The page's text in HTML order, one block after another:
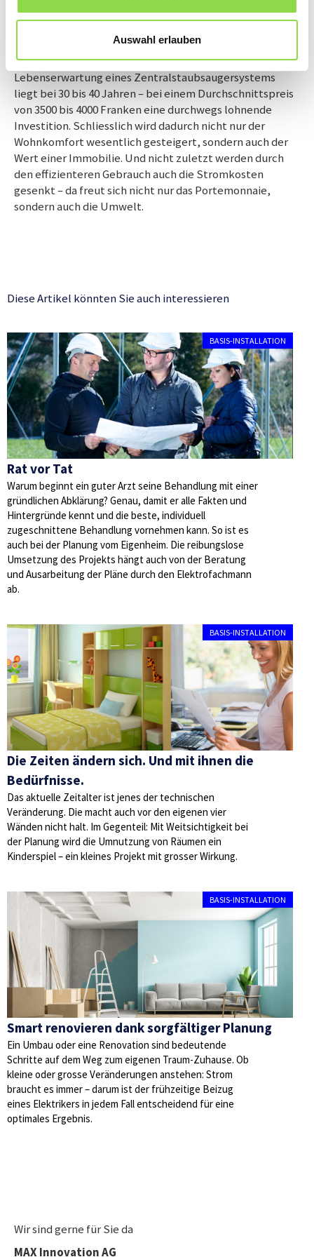
Auswahl erlauben
Bei all diesen Vorteilen ist es kein Wunder, dass immer
mehr Neubauten über eine solche Anlage verfügen. Die
Lebenserwartung eines Zentralstaubsaugersystems
liegt bei 30 bis 40 Jahren – bei einem Durchschnittspreis
von 3500 bis 4000 Franken eine durchwegs lohnende
Investition. Schliesslich wird dadurch nicht nur der
Wohnkomfort wesentlich gesteigert, sondern auch der
Wert einer Immobilie. Und nicht zuletzt werden durch
den effizienteren Gebrauch auch die Stromkosten
gesenkt – da freut sich nicht nur das Portemonnaie,
sondern auch die Umwelt.
Diese Artikel könnten Sie auch interessieren
BASIS-INSTALLATION
Rat vor Tat
Warum beginnt ein guter Arzt seine Behandlung mit einer
gründlichen Abklärung? Genau, damit er alle Fakten und
Hintergründe kennt und die beste, individuell
zugeschnittene Behandlung vornehmen kann. So ist es
auch bei der Planung vom Eigenheim. Die reibungslose
Umsetzung des Projekts hängt auch von der Beratung
und Ausarbeitung der Pläne durch den Elektrofachmann
ab.
BASIS-INSTALLATION
Die Zeiten ändern sich. Und mit ihnen die
Bedürfnisse.
Das aktuelle Zeitalter ist jenes der technischen
Veränderung. Die macht auch vor den eigenen vier
Wänden nicht halt. Im Gegenteil: Mit Weitsichtigkeit bei
der Planung wird die Umnutzung von Räumen ein
Kinderspiel – ein kleines Projekt mit grosser Wirkung.
BASIS-INSTALLATION
Smart renovieren dank sorgfältiger Planung
Ein Umbau oder eine Renovation sind bedeutende
Schritte auf dem Weg zum eigenen Traum-Zuhause. Ob
kleine oder grosse Veränderungen anstehen: Strom
braucht es immer – darum ist der frühzeitige Beizug
eines Elektrikers in jedem Fall entscheidend für eine
optimales Ergebnis.
Wir sind gerne für Sie da
MAX Innovation AG